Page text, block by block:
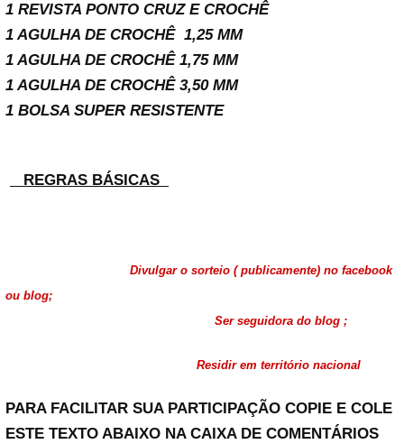
1 REVISTA PONTO CRUZ E CROCHÊ
1 AGULHA DE CROCHÊ 1,25 MM
1 AGULHA DE CROCHÊ 1,75 MM
1 AGULHA DE CROCHÊ 3,50 MM
1 BOLSA SUPER RESISTENTE
REGRAS BÁSICAS
Divulgar o sorteio ( publicamente) no facebook
ou blog;
Ser seguidora do blog ;
Residir em território nacional
PARA FACILITAR SUA PARTICIPAÇÃO COPIE E COLE
ESTE TEXTO ABAIXO NA CAIXA DE COMENTÁRIOS